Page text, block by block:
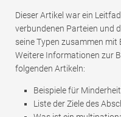
Dieser Artikel war ein
verbundenen Parteien und
seine Typen zusammen mit
Weitere Informationen zur
folgenden Artikeln:
Beispiele für
Liste der Ziele des